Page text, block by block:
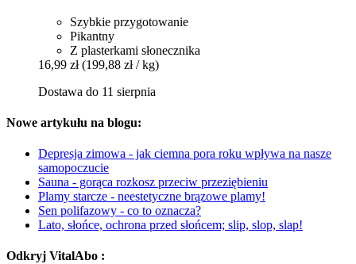
Szybkie przygotowanie
Pikantny
Z plasterkami słonecznika
16,99 zł (199,88 zł / kg)
Dostawa do 11 sierpnia
Nowe artykułu na blogu:
Depresja zimowa - jak ciemna pora roku wpływa na nasze
samopoczucie
Sauna - gorąca rozkosz przeciw przeziębieniu
Plamy starcze - neestetyczne brązowe plamy!
Sen polifazowy - co to oznacza?
Lato, słońce, ochrona przed słońcem; slip, slop, slap!
Odkryj VitalAbo :